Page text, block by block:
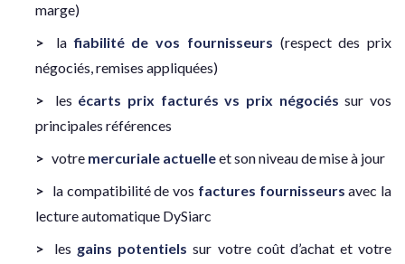
marge)
lafiabilité de vos fournisseurs (respect des prix
négociés, remises appliquées)
les écarts prix facturés vs prix négociés sur vos
principales références
votre mercuriale actuelleet son niveau de mise à jour
la compatibilité de vos factures fournisseurs avec la
lecture automatique DySiarc
les gains potentiels sur votre coût d’achat et votre